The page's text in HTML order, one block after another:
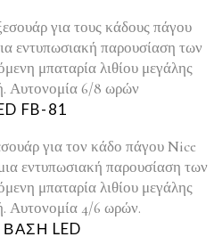
για τους κάδους πάγου
εντυπωσιακή παρουσίαση των
μπαταρία λιθίου μεγάλης
Αυτονομία 6/8 ωρών
FB-81
για τον κάδο πάγου Nice
εντυπωσιακή παρουσίαση των
μπαταρία λιθίου μεγάλης
Αυτονομία 4/6 ωρών.
ΒΑΣΗ LED